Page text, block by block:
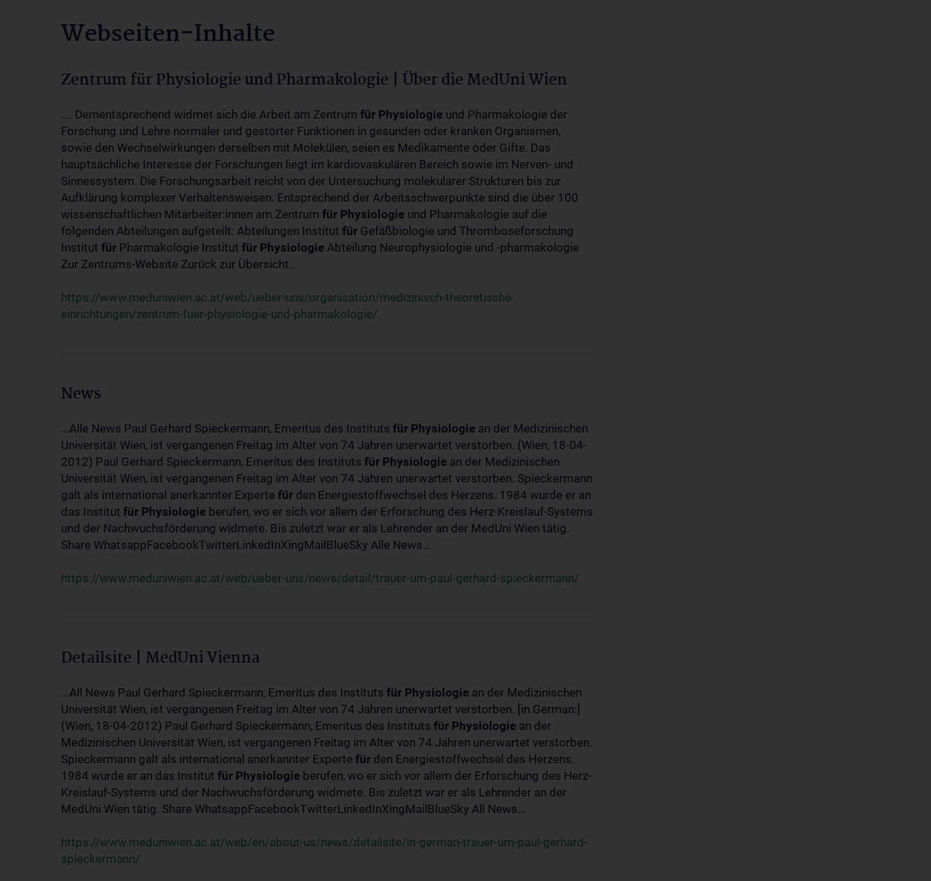
Webseiten-Inhalte
Zentrum für Physiologie und Pharmakologie | Über die MedUni Wien
.... Dementsprechend widmet sich die Arbeit am Zentrum für Physiologie und Pharmakologie der
Forschung und Lehre normaler und gestörter Funktionen in gesunden oder kranken Organismen,
sowie den Wechselwirkungen derselben mit Molekülen, seien es Medikamente oder Gifte. Das
hauptsächliche Interesse der Forschungen liegt im kardiovaskulären Bereich sowie im Nerven- und
Sinnessystem. Die Forschungsarbeit reicht von der Untersuchung molekularer Strukturen bis zur
Aufklärung komplexer Verhaltensweisen. Entsprechend der Arbeitsschwerpunkte sind die über 100
wissenschaftlichen Mitarbeiter:innen am Zentrum für Physiologie und Pharmakologie auf die
folgenden Abteilungen aufgeteilt: Abteilungen Institut für Gefäßbiologie und Thromboseforschung
Institut für Pharmakologie Institut für Physiologie Abteilung Neurophysiologie und -pharmakologie
Zur Zentrums-Website Zurück zur Übersicht...
https://www.meduniwien.ac.at/web/ueber-uns/organisation/medizinisch-theoretische-
einrichtungen/zentrum-fuer-physiologie-und-pharmakologie/
News
...Alle News Paul Gerhard Spieckermann, Emeritus des Instituts für Physiologie an der Medizinischen
Universität Wien, ist vergangenen Freitag im Alter von 74 Jahren unerwartet verstorben. (Wien, 18-04-
2012) Paul Gerhard Spieckermann, Emeritus des Instituts für Physiologie an der Medizinischen
Universität Wien, ist vergangenen Freitag im Alter von 74 Jahren unerwartet verstorben. Spieckermann
galt als international anerkannter Experte für den Energiestoffwechsel des Herzens. 1984 wurde er an
das Institut für Physiologie berufen, wo er sich vor allem der Erforschung des Herz-Kreislauf-Systems
und der Nachwuchsförderung widmete. Bis zuletzt war er als Lehrender an der MedUni Wien tätig.
Share WhatsappFacebookTwitterLinkedInXingMailBlueSky Alle News...
https://www.meduniwien.ac.at/web/ueber-uns/news/detail/trauer-um-paul-gerhard-spieckermann/
Detailsite | MedUni Vienna
...All News Paul Gerhard Spieckermann, Emeritus des Instituts für Physiologie an der Medizinischen
Universität Wien, ist vergangenen Freitag im Alter von 74 Jahren unerwartet verstorben. [in German:]
(Wien, 18-04-2012) Paul Gerhard Spieckermann, Emeritus des Instituts für Physiologie an der
Medizinischen Universität Wien, ist vergangenen Freitag im Alter von 74 Jahren unerwartet verstorben.
Spieckermann galt als international anerkannter Experte für den Energiestoffwechsel des Herzens.
1984 wurde er an das Institut für Physiologie berufen, wo er sich vor allem der Erforschung des Herz-
Kreislauf-Systems und der Nachwuchsförderung widmete. Bis zuletzt war er als Lehrender an der
MedUni Wien tätig. Share WhatsappFacebookTwitterLinkedInXingMailBlueSky All News...
https://www.meduniwien.ac.at/web/en/about-us/news/detailsite/in-german-trauer-um-paul-gerhard-
spieckermann/